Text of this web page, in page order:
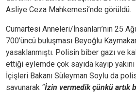
Asliye Ceza Mahkemesi’nde görüldü.
Cumartesi Anneleri/İnsanları’nın 25
700’üncü buluşması Beyoğlu
yasaklanmıştı. Polisin biber gazı ve
ettiği eylemde çok sayıda kayıp yakını
İçişleri Bakanı Süleyman Soylu da
savunarak “İzin vermedik çünkü artık